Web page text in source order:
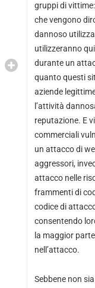
gruppi di
che vengono
dannoso
utilizzeranno
durante un
quanto questi
aziende
l’attività
reputazione. E
commerciali
un attacco di
aggressori,
attacco nelle
frammenti di
codice di
consentendo
la maggior
nell’attacco.
Sebbene non